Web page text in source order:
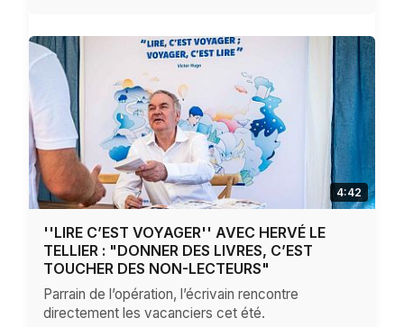
4:42
''LIRE C’EST VOYAGER'' AVEC HERVÉ LE
TELLIER : "DONNER DES LIVRES, C’EST
TOUCHER DES NON-LECTEURS"
Parrain de l’opération, l’écrivain rencontre
directement les vacanciers cet été.